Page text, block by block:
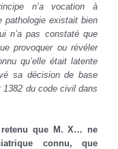
n’a vocation à
pathologie existait bien
n’a pas constaté que
provoquer ou révéler
qu’elle était latente
sa décision de base
1382 du code civil dans
retenu que M. X… ne
connu, que